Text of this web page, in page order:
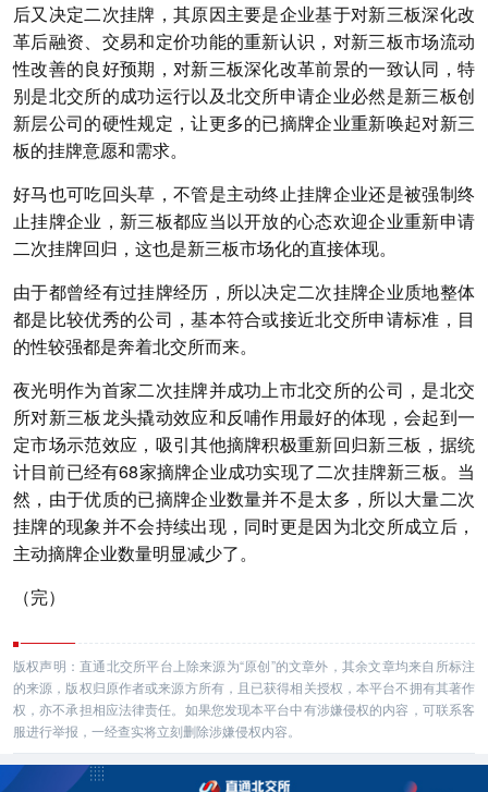
后又决定二次挂牌，其原因主要是企业基于对新三板深化改
革后融资、交易和定价功能的重新认识，对新三板市场流动
性改善的良好预期，对新三板深化改革前景的一致认同，特
别是北交所的成功运行以及北交所申请企业必然是新三板创
新层公司的硬性规定，让更多的已摘牌企业重新唤起对新三
板的挂牌意愿和需求。
好马也可吃回头草，不管是主动终止挂牌企业还是被强制终
止挂牌企业，新三板都应当以开放的心态欢迎企业重新申请
二次挂牌回归，这也是新三板市场化的直接体现。
由于都曾经有过挂牌经历，所以决定二次挂牌企业质地整体
都是比较优秀的公司，基本符合或接近北交所申请标准，目
的性较强都是奔着北交所而来。
夜光明作为首家二次挂牌并成功上市北交所的公司，是北交
所对新三板龙头撬动效应和反哺作用最好的体现，会起到一
定市场示范效应，吸引其他摘牌积极重新回归新三板，据统
计目前已经有68家摘牌企业成功实现了二次挂牌新三板。当
然，由于优质的已摘牌企业数量并不是太多，所以大量二次
挂牌的现象并不会持续出现，同时更是因为北交所成立后，
主动摘牌企业数量明显减少了。
（完）
版权声明：直通北交所平台上除来源为“原创”的文章外，其余文章均来自所标注
的来源，版权归原作者或来源方所有，且已获得相关授权，本平台不拥有其著作
权，亦不承担相应法律责任。如果您发现本平台中有涉嫌侵权的内容，可联系客
服进行举报，一经查实将立刻删除涉嫌侵权内容。